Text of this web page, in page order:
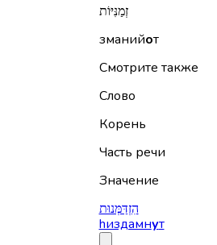
זְמַנִּיּוֹת
зманийот
Смотрите также
Слово
Корень
Часть речи
Значение
הִזְדַּמְּנוּת
hиздамнут